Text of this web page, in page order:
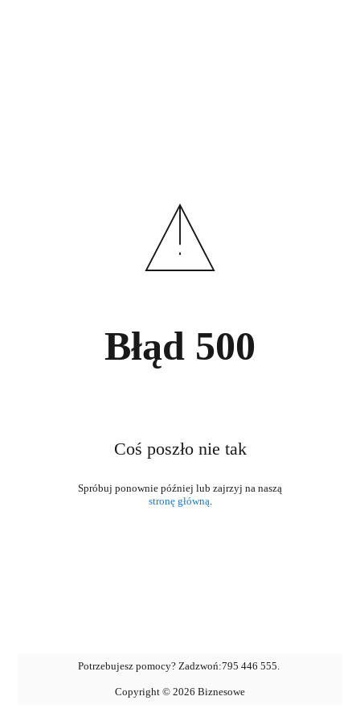
Błąd 500
Coś poszło nie tak
stronę główną.
Potrzebujesz pomocy? Zadzwoń:795 446 555.
Copyright © 2026 Biznesowe